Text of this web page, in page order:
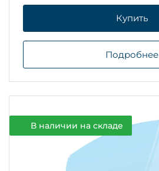
Купить
Подробнее
В наличии на складе